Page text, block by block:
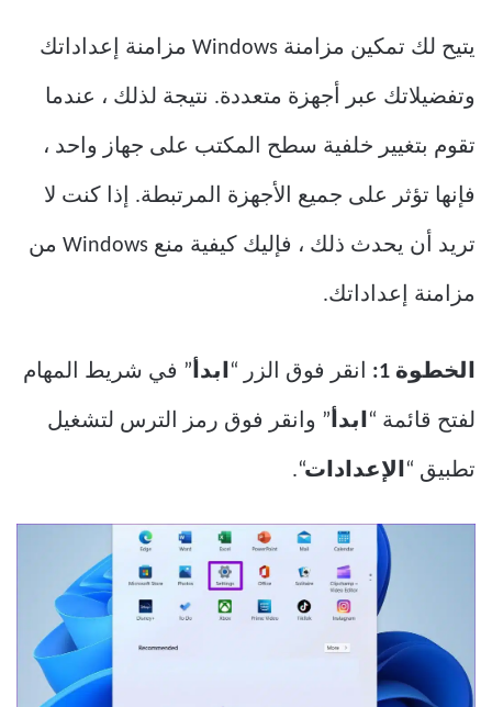
يتيح لك تمكين مزامنة Windows مزامنة إعداداتك
وتفضيلاتك عبر أجهزة متعددة. نتيجة لذلك ، عندما
تقوم بتغيير خلفية سطح المكتب على جهاز واحد ،
فإنها تؤثر على جميع الأجهزة المرتبطة. إذا كنت لا
تريد أن يحدث ذلك ، فإليك كيفية منع Windows من
مزامنة إعداداتك.
الخطوة 1: انقر فوق الزر “ ابدأ ” في شريط المهام
لفتح قائمة “ ابدأ ” وانقر فوق رمز الترس لتشغيل
تطبيق “ الإعدادات“.